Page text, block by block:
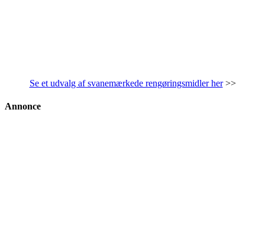
Se et udvalg af svanemærkede rengøringsmidler her>>
Annonce